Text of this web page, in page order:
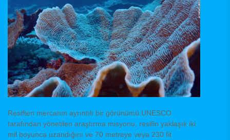
Resiften mercanın ayrıntılı bir görünümü.UNESCO
tarafından yönetilen araştırma misyonu, resifin yaklaşık iki
mil boyunca uzandığını ve 70 metreye veya 230 fit